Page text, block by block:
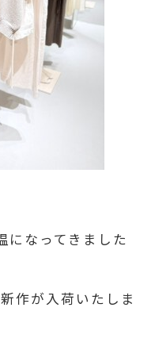
になってきました
作が入荷いたしま